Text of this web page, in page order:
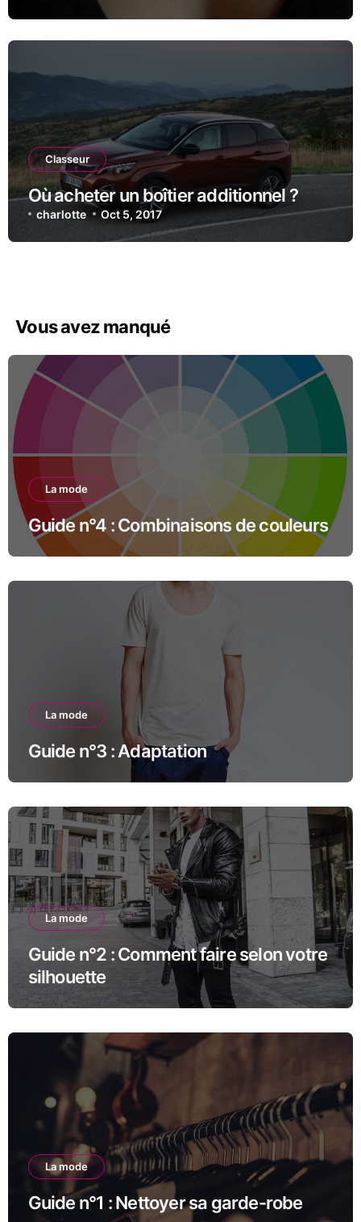
Classeur
Où acheter un boîtier additionnel ?
charlotte Oct 5, 2017
Vous avez manqué
La mode
Guide n°4 : Combinaisons de couleurs
La mode
Guide n°3 : Adaptation
La mode
Guide n°2 : Comment faire selon votre
silhouette
La mode
Guide n°1 : Nettoyer sa garde-robe